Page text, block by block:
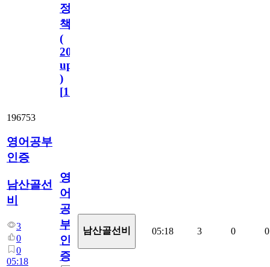
정
책
(
2023.11.1
update
)
[110
196753
영어공부
인증
남산골선
비
3
0
0
05:18
영
어
공
부
인
증
남산골선비 05:18 3 0 0